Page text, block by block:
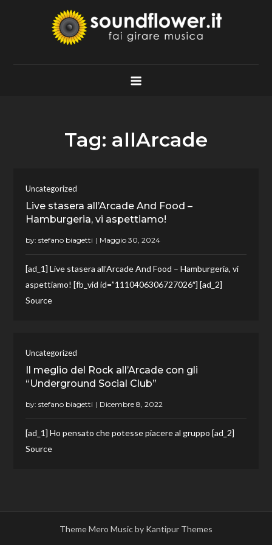
Soundflower.it
Fai Girare Musica
Tag: allArcade
Uncategorized
Live stasera all’Arcade And Food –
Hamburgeria, vi aspettiamo!
by:stefano biagetti
[ad_1] Live stasera all’Arcade And Food – Hamburgeria, vi
aspettiamo! [fb_vid id=”1110406306727026″] [ad_2]
Source
Uncategorized
Il meglio del Rock all’Arcade con gli
“Underground Social Club”
by:stefano biagetti
[ad_1] Ho pensato che potesse piacere al gruppo [ad_2]
Source
Theme Mero Music by Kantipur Themes